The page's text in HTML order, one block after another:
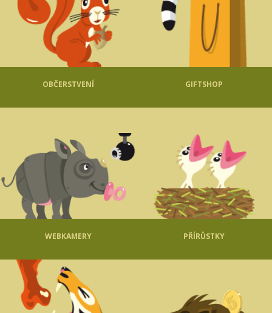
OBČERSTVENÍ GIFTSHOP
WEBKAMERY PŘÍRŮSTKY